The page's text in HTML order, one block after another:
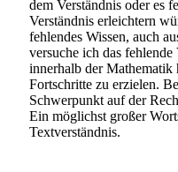
dem Verständnis oder es
Verständnis erleichtern
fehlendes Wissen, auch
versuche ich das
innerhalb der Mathematik
Fortschritte zu erzielen.
Schwerpunkt auf der
Ein möglichst großer
Textverständnis.